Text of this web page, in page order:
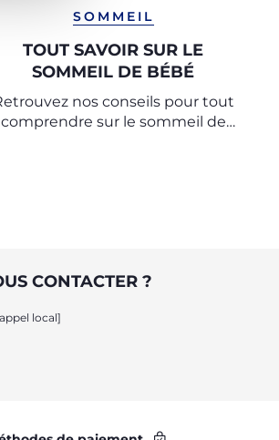
SOMMEIL
TOUT SAVOIR SUR LE
SOMMEIL DE BÉBÉ
nos conseils pour tout
comprendre sur le sommeil de
CONTACTER ?
local]